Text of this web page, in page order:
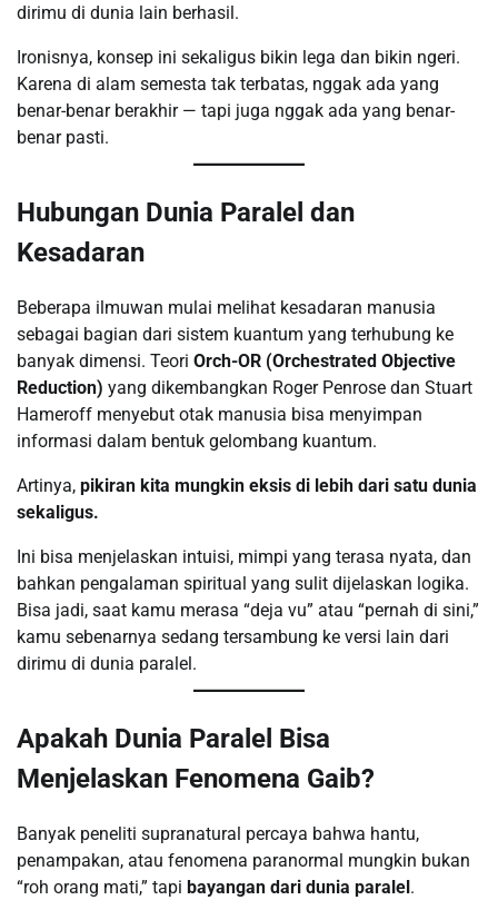
dirimu di dunia lain berhasil.
Ironisnya, konsep ini sekaligus bikin lega dan bikin ngeri.
Karena di alam semesta tak terbatas, nggak ada yang
benar-benar berakhir — tapi juga nggak ada yang benar-
benar pasti.
Hubungan Dunia Paralel dan
Kesadaran
Beberapa ilmuwan mulai melihat kesadaran manusia
sebagai bagian dari sistem kuantum yang terhubung ke
banyak dimensi. Teori Orch-OR (Orchestrated Objective
Reduction) yang dikembangkan Roger Penrose dan Stuart
Hameroff menyebut otak manusia bisa menyimpan
informasi dalam bentuk gelombang kuantum.
Artinya, pikiran kita mungkin eksis di lebih dari satu dunia
sekaligus.
Ini bisa menjelaskan intuisi, mimpi yang terasa nyata, dan
bahkan pengalaman spiritual yang sulit dijelaskan logika.
Bisa jadi, saat kamu merasa “deja vu” atau “pernah di sini,”
kamu sebenarnya sedang tersambung ke versi lain dari
dirimu di dunia paralel.
Apakah Dunia Paralel Bisa
Menjelaskan Fenomena Gaib?
Banyak peneliti supranatural percaya bahwa hantu,
penampakan, atau fenomena paranormal mungkin bukan
“roh orang mati,” tapi bayangan dari dunia paralel.